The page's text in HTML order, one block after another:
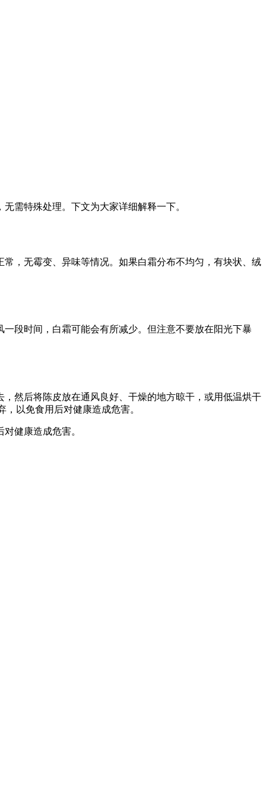
需特殊处理。下文为大家详细解释一下。
，无霉变、异味等情况。如果白霜分布不均匀，有块状、绒
段时间，白霜可能会有所减少。但注意不要放在阳光下暴
然后将陈皮放在通风良好、干燥的地方晾干，或用低温烘干
以免食用后对健康造成危害。
健康造成危害。